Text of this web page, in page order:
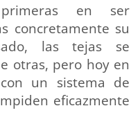
en ser
concretamente su
las tejas se
otras, pero hoy en
un sistema de
eficazmente